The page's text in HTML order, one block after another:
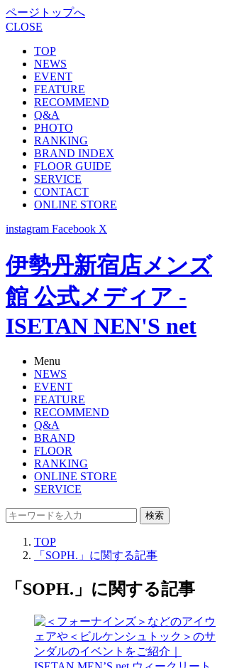
ページトップへ
CLOSE
TOP
NEWS
EVENT
FEATURE
RECOMMEND
Q&A
PHOTO
RANKING
BRAND INDEX
FLOOR GUIDE
SERVICE
CONTACT
ONLINE STORE
instagram Facebook X
伊勢丹新宿店メンズ
館 公式メディア -
ISETAN NEN'S net
Menu
NEWS
EVENT
FEATURE
RECOMMEND
Q&A
BRAND
FLOOR
RANKING
ONLINE STORE
SERVICE
検索
TOP
「SOPH.」に関する記事
「SOPH.」に関する記事